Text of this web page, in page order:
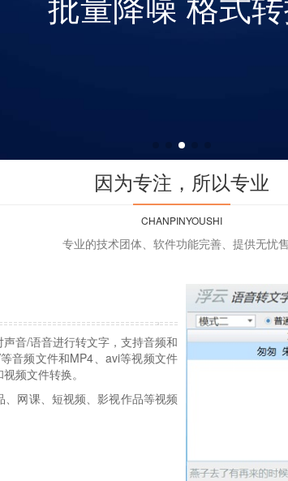
因为专注，所以专业
CHANPINYOUSHI
专业的技术团体、软件功能完善、提供无忧
音/语音进行转文字，支持音频和
音频文件和MP4、avi等视频文件
频文件转换。
网课、短视频、影视作品等视频